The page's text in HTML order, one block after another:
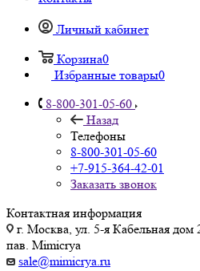
Личный кабинет
Корзина0
Избранные товары0
8-800-301-05-60
Назад
Телефоны
8-800-301-05-60
+7-915-364-42-01
Заказать звонок
Контактная информация
г. Москва, ул. 5-я Кабельная
пав. Mimicrya
sale@mimicrya.ru